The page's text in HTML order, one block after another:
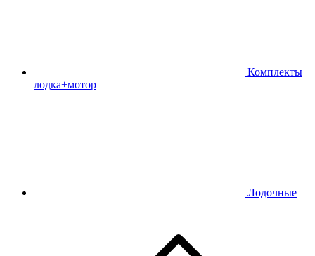
Комплекты
лодка+мотор
Лодочные